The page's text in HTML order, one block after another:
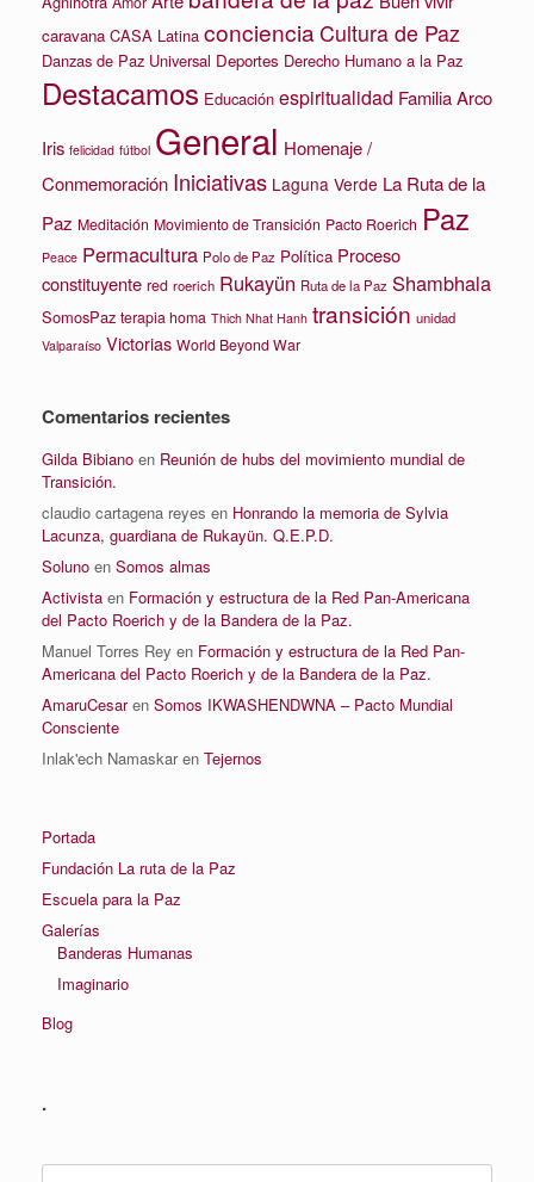
caravana CASA Latina concienciaCultura de Paz
Danzas de Paz Universal Deportes Derecho Humano a la Paz
Destacamos Educación espiritualidad Familia Arco
Iris felicidad fútbol General Homenaje /
Conmemoración Iniciativas Laguna Verde La Ruta de la
Paz Meditación Movimiento de Transición Pacto Roerich Paz
Peace Permacultura Polo de Paz Política Proceso
constituyente red roerich Rukayün Ruta de la Paz Shambhala
SomosPaz terapia homa Thich Nhat Hanh transición unidad
Valparaíso Victorias World Beyond War
Comentarios recientes
Gilda Bibiano en Reunión de hubs del movimiento mundial de
Transición.
claudio cartagena reyes en Honrando la memoria de Sylvia
Lacunza, guardiana de Rukayün. Q.E.P.D.
Soluno en Somos almas
Activista en Formación y estructura de la Red Pan-Americana
del Pacto Roerich y de la Bandera de la Paz.
Manuel Torres Rey en Formación y estructura de la Red Pan-
Americana del Pacto Roerich y de la Bandera de la Paz.
AmaruCesaren Somos IKWASHENDWNA – Pacto Mundial
Consciente
Inlak'ech Namaskaren Tejernos
Portada
Fundación La ruta de la Paz
Escuela para la Paz
Galerías
Banderas Humanas
Imaginario
Blog
.